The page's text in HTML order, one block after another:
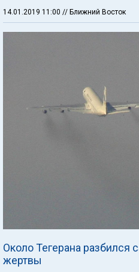
14.01.2019 11:00 // Ближний Восток
Около Тегерана разбился
жертвы